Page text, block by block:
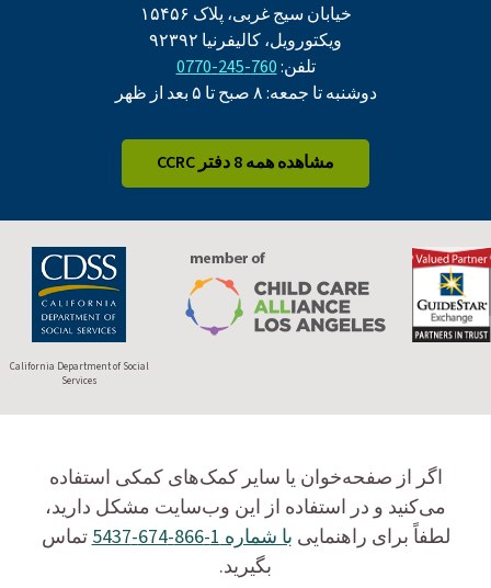
خیابان سیج غربی، پلاک ۱۵۴۵۶
ویکتورویل، کالیفرنیا ۹۲۳۹۲
تلفن:760-245-0770
دوشنبه تا جمعه: ۸ صبح تا ۵ بعد از ظهر
مشاهده همه 8 دفتر CCRC
California Department of Social
Services
اگر از صفحه‌خوان یا سایر کمک‌های کمکی استفاده
می‌کنید و در استفاده از این وب‌سایت مشکل دارید،
لطفاً برای راهنمایی با شماره 1-866-674-5437
تماس
بگیرید.